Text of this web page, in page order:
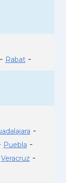
Rabat-
-
Puebla -
Veracruz -